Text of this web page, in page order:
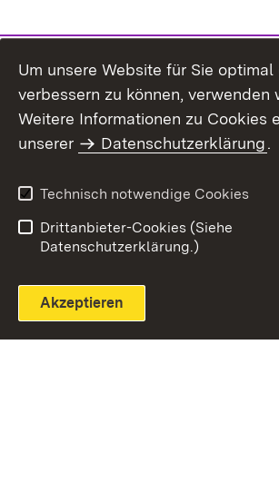
Themenübersicht
Um unsere Website für Sie
verbessern zu können, verwenden
Weitere Informationen zu Cookies
unserer
Datenschutzerklärung.
Technisch notwendige Cookies
Drittanbieter-Cookies (Siehe
Datenschutzerklärung.)
Akzeptieren